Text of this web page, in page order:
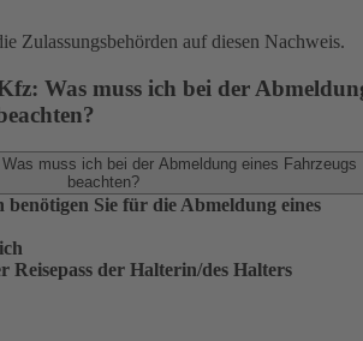
Zulassungsbehörden auf diesen Nachweis.
Was muss ich bei der
muss ich bei der Abmeldung eines Fahrzeugs
beachten?
benötigen Sie für die Abmeldung eines
Reisepass der Halterin/des Halters